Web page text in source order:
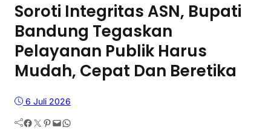
Soroti Integritas ASN, Bupati
Bandung Tegaskan
Pelayanan Publik Harus
Mudah, Cepat Dan Beretika
6 Juli 2026
Facebook Twitter Pinterest Mail WhatsApp